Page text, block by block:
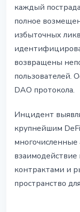
каждый
полное
избыточных
возвращены
пользователей.
DAO протокола.
Инцидент
крупнейшим
контрактами и
пространство